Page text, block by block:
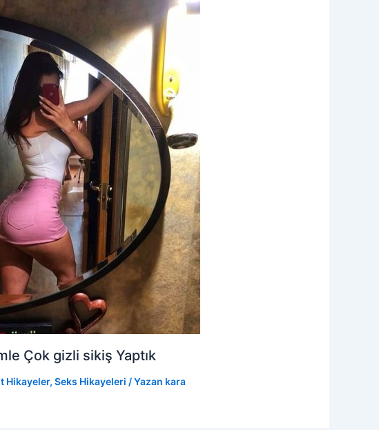
Çok gizli sikiş Yaptık
Hikayeler, Seks Hikayeleri / Yazan kara